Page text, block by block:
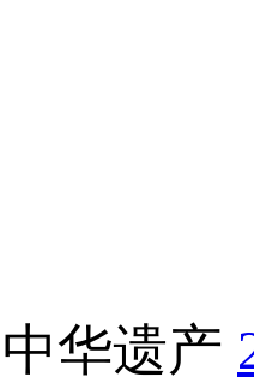
华遗产